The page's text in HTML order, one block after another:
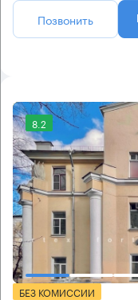
Позвонить
8.2
БЕЗ КОМИССИИ